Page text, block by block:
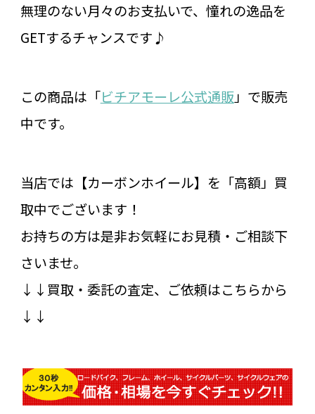
無理のない月々のお支払いで、憧れの逸品を
GETするチャンスです♪
この商品は「ビチアモーレ公式通販」で販売
中です。
当店では【カーボンホイール】を「高額」買
取中でございます！
お持ちの方は是非お気軽にお見積・ご相談下
さいませ。
↓↓買取・委託の査定、ご依頼はこちらから
↓↓